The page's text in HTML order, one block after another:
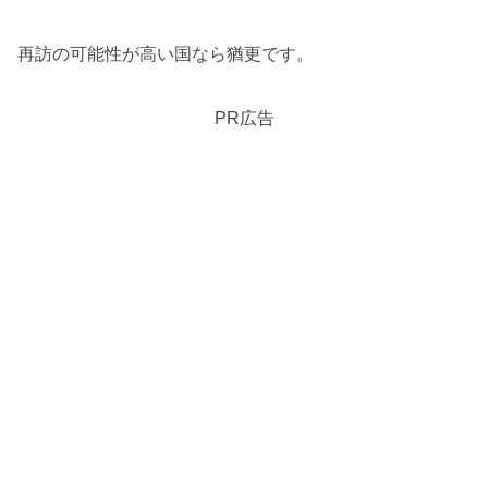
再訪の可能性が高い国なら猶更です。
PR広告